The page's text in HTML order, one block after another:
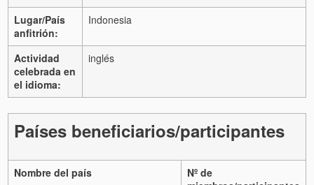
Lugar/País
anfitrión:
Indonesia
Actividad
celebrada en
el idioma:
inglés
Países beneficiarios/participantes
Nombre del país
Nº de